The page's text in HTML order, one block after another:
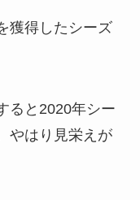
獲得したシーズ
ると2020年シー
やはり見栄えが